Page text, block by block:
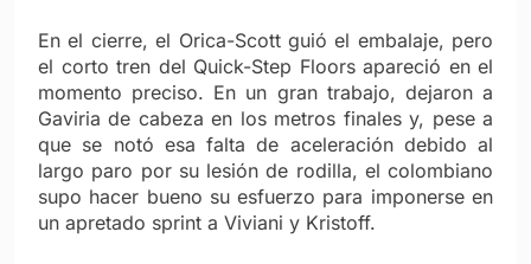
En el cierre, el Orica-Scott guió el embalaje, pero
el corto tren del Quick-Step Floors apareció en el
momento preciso. En un gran trabajo, dejaron a
Gaviria de cabeza en los metros finales y, pese a
que se notó esa falta de aceleración debido al
largo paro por su lesión de rodilla, el colombiano
supo hacer bueno su esfuerzo para imponerse en
un apretado sprint a Viviani y Kristoff.